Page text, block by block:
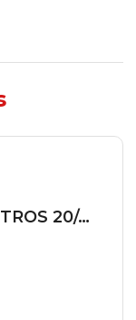
20/…